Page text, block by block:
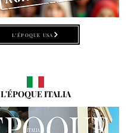
L'ÉPOQUE USA
L'ÉPOQUE ITALIA